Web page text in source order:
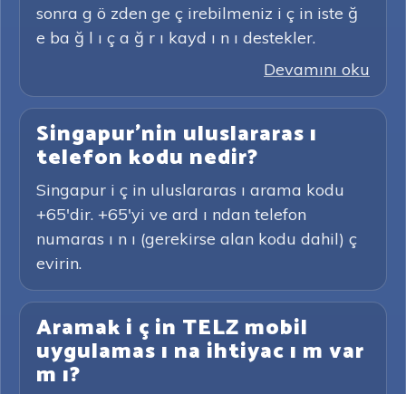
sonra g ö zden ge ç irebilmeniz i ç in iste ğ
e ba ğ l ı ç a ğ r ı kayd ı n ı destekler.
Devamını oku
Singapur'nin uluslararas ı
telefon kodu nedir?
Singapur i ç in uluslararas ı arama kodu
+65'dir. +65'yi ve ard ı ndan telefon
numaras ı n ı (gerekirse alan kodu dahil) ç
evirin.
Aramak i ç in TELZ mobil
uygulamas ı na ihtiyac ı m var
m ı?